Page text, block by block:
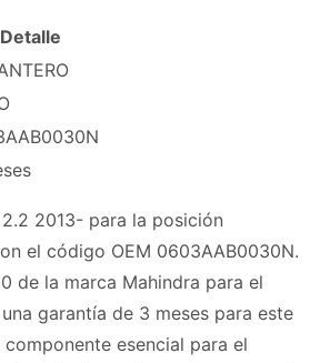
Detalle
2013- para la posición
el código OEM 0603AAB0030N.
de la marca Mahindra para el
garantía de 3 meses para este
esencial para el